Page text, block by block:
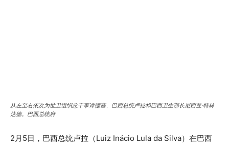
从左至右依次为世卫组织总干事谭德塞、巴西总统卢拉和巴西卫生部长尼西亚·特林
达德。巴西总统府
2月5日，巴西总统卢拉（Luiz Inácio Lula da Silva）在巴西